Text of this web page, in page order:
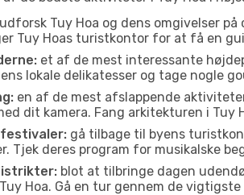
udforsk Tuy Hoa og dens omgivelser
Tuy Hoas turistkontor for at få en
et af de mest interessante
lokale delikatesser og tage nogle
en af de mest afslappende
dit kamera. Fang arkitekturen i Tuy
gå tilbage til byens
Tjek deres program for musikalske
blot at tilbringe dagen
Hoa. Gå en tur gennem de